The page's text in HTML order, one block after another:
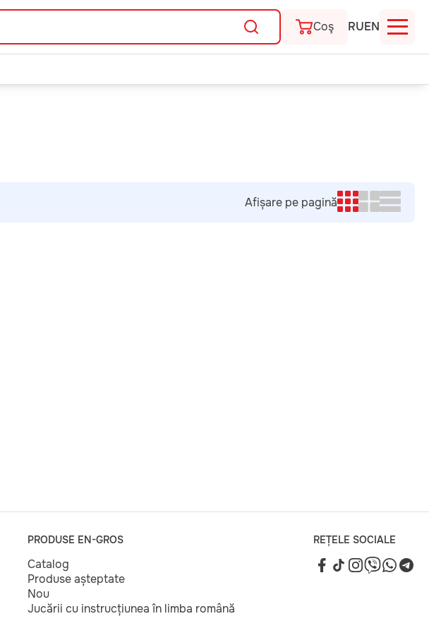
Coş RUEN
Afișare pe pagină
PRODUSE EN-GROS
Catalog
Produse așteptate
Nou
Jucării cu instrucțiunea în limba română
REȚELE SOCIALE